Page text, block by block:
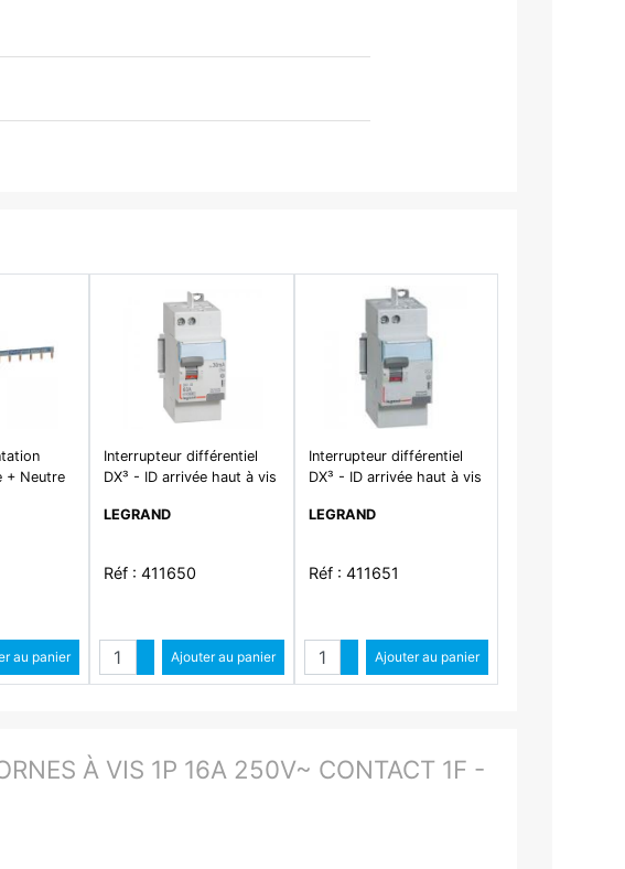
+ Neutre
quantité
quantité
au panier
Interrupteur différentiel
DX³ - ID arrivée haut à vis
automatique - 2P 230V~
LEGRAND
Réf : 411650
Quantité
Augmenter quantité
Diminuer quantité
Ajouter au panier
Interrupteur différentiel
DX³ - ID arrivée haut à vis
automatique - 2P 230V~
LEGRAND
Réf : 411651
Quantité
Augmenter quantité
Diminuer quantité
Ajouter au panier
À VIS 1P 16A 250V~ CONTACT 1F -